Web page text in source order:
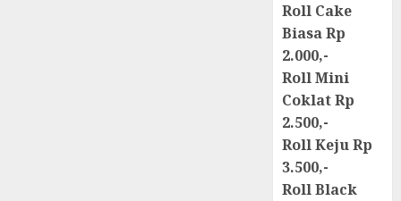
Roll Cake
Biasa Rp
2.000,-
Roll Mini
Coklat Rp
2.500,-
Roll Keju Rp
3.500,-
Roll Black